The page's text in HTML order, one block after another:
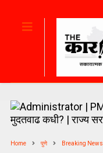
Home पुणे Breaking News